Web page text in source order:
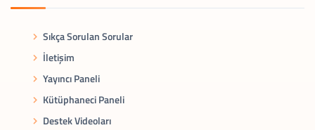
Sıkça Sorulan Sorular
İletişim
Yayıncı Paneli
Kütüphaneci Paneli
Destek Videoları